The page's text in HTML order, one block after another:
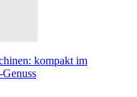
kompakt im